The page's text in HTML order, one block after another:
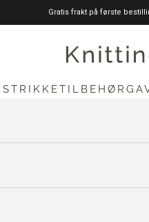
Gratis frakt på første
STRIKKETILBEHØR